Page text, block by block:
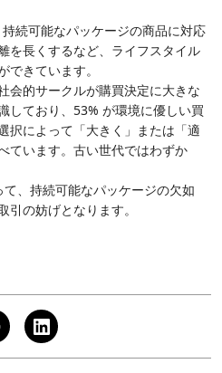
続可能なパッケージの商品に対応
を長くするなど、ライフスタイル
きています。
会的サークルが購買決定に大きな
しており、53% が環境に優しい買
択によって「大きく」または「適
ています。古い世代ではわずか
、持続可能なパッケージの欠如
引の妨げとなります。